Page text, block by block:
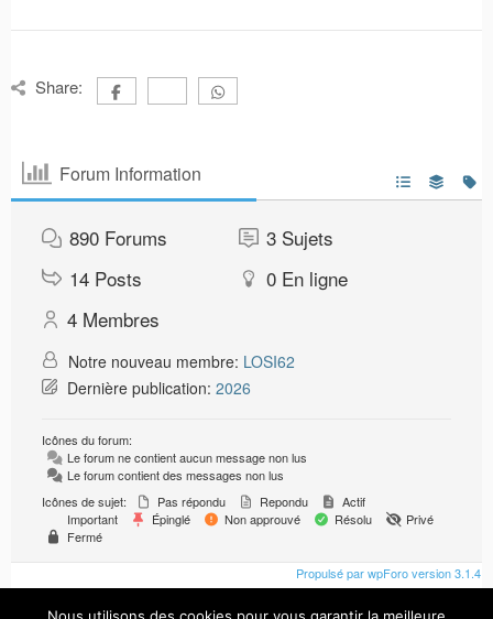
Share:
Forum Information
890 Forums 3 Sujets
14 Posts 0 En ligne
4 Membres
Notre nouveau membre: LOSI62
Dernière publication: 2026
Icônes du forum:
Le forum ne contient aucun message non lus
Le forum contient des messages non lus
Icônes de sujet:
Pas répondu Repondu
Actif
Important
Épinglé Non approuvé Résolu
Privé
Fermé
Propulsé par wpForo version 3.1.4